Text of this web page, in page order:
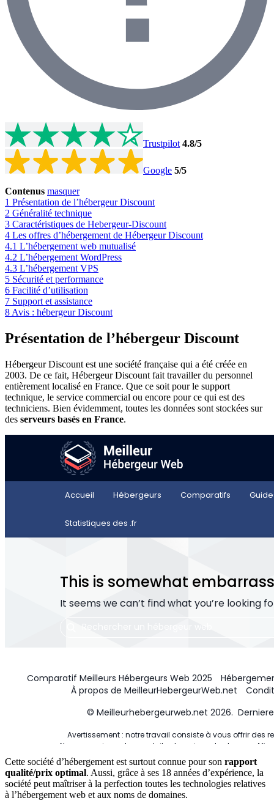
Trustpilot 4.8/5
Google 5/5
Contenus masquer
1 Présentation de l’hébergeur Discount
2 Généralité technique
3 Caractéristiques de Hebergeur-Discount
4 Les offres d’hébergement de Hébergeur Discount
4.1 L’hébergement web mutualisé
4.2 L’hébergement WordPress
4.3 L’hébergement VPS
5 Sécurité et performance
6 Facilité d’utilisation
7 Support et assistance
8 Avis : hébergeur Discount
Présentation de l’hébergeur Discount
Hébergeur Discount est une société française qui a été créée en
2003. De ce fait, Hébergeur Discount fait travailler du personnel
entièrement localisé en France. Que ce soit pour le support
technique, le service commercial ou encore pour ce qui est des
techniciens. Bien évidemment, toutes les données sont stockées sur
des serveurs basés en France.
Cette société d’hébergement est surtout connue pour son rapport
qualité/prix optimal. Aussi, grâce à ses 18 années d’expérience, la
société peut maîtriser à la perfection toutes les technologies relatives
à l’hébergement web et aux noms de domaines.